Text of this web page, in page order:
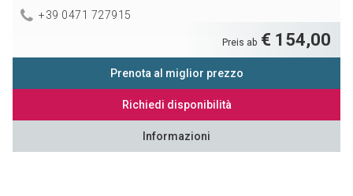
+39 0471 727915
Preis ab € 154,00
Prenota al miglior prezzo
Richiedi disponibilità
Informazioni